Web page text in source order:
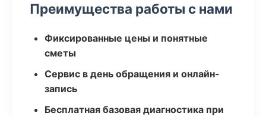
Преимущества работы с нами
Фиксированные цены и понятные
сметы
Сервис в день обращения и онлайн-
запись
Бесплатная базовая диагностика при